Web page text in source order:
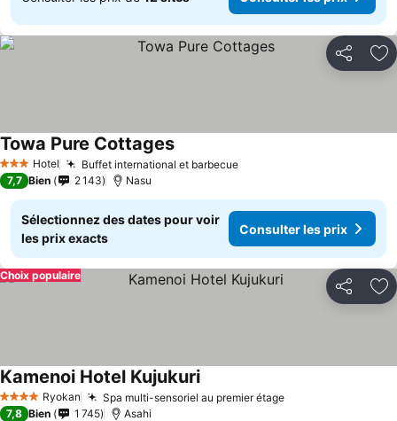
Partager
3 ÉtoilesHotel Buffet international et barbecueConsulter les prix
Towa Pure CottagesConsulter les prix
7,7 Bien 2 143 Nasu
Sélectionnez des dates pour voir
les prix exacts
Consulter les prix
Partager
Choix populaire
4 Étoiles Ryokan Spa multi-sensoriel au premier étageConsulter les
Kamenoi Hotel KujukuriConsulter les prix
7,8 Bien 1 745 Asahi